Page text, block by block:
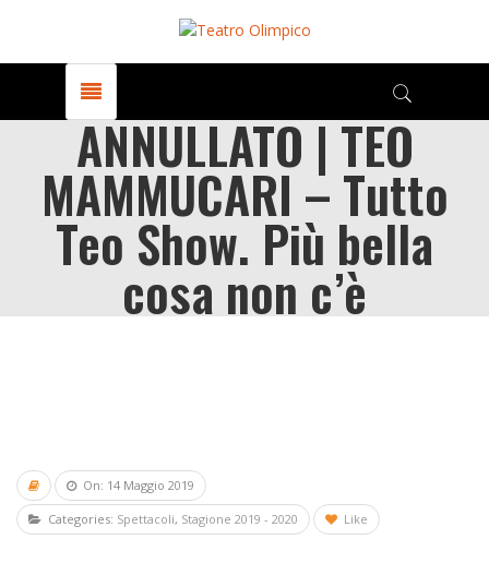
ANNULLATO | TEO
MAMMUCARI – Tutto
Teo Show. Più bella
cosa non c’è
On: 14 Maggio 2019
Categories: Spettacoli, Stagione 2019 - 2020 Like